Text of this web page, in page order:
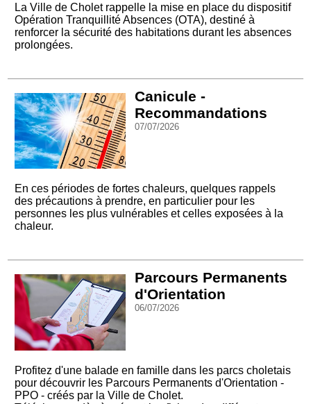
La Ville de Cholet rappelle la mise en place du dispositif
Opération Tranquillité Absences (OTA), destiné à
renforcer la sécurité des habitations durant les absences
prolongées.
Canicule -
Recommandations
07/07/2026
En ces périodes de fortes chaleurs, quelques rappels
des précautions à prendre, en particulier pour les
personnes les plus vulnérables et celles exposées à la
chaleur.
Parcours Permanents
d'Orientation
06/07/2026
Profitez d'une balade en famille dans les parcs choletais
pour découvrir les Parcours Permanents d'Orientation -
PPO - créés par la Ville de Cholet.